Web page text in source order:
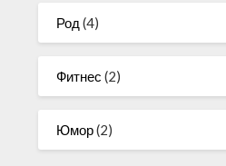
Род (4)
Фитнес (2)
Юмор(2)